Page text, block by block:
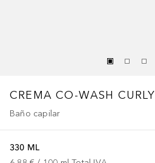
CREMA CO-WASH CURLY
Baño capilar
330 ML